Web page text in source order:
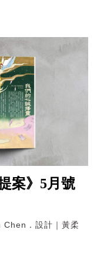
案》5月號
．設計｜黃柔